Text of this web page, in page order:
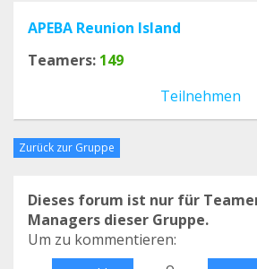
APEBA Reunion Island
Teamers: 149
Teilnehmen
Zurück zur Gruppe
Dieses forum ist nur für
Managers dieser Gruppe.
Um zu kommentieren: